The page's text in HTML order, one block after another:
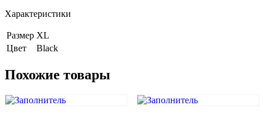
Характеристики
Размер XL
Цвет
Black
Похожие товары